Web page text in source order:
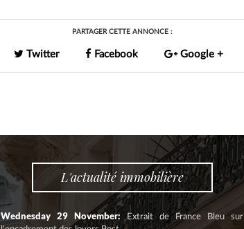
PARTAGER CETTE ANNONCE :
Twitter Facebook Google +
L'actualité immobilière
Wednesday 29 November:
Extrait de France Bleu sur